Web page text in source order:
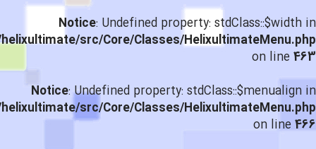
Notice: Undefined property: stdClass::$width in
src/Core/Classes/HelixultimateMenu.php
on line463
Notice: Undefined property: stdClass::$menualign in
src/Core/Classes/HelixultimateMenu.php
on line466